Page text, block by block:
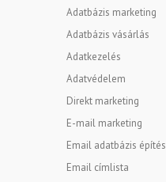
Adatbázis marketing
Adatbázis vásárlás
Adatkezelés
Adatvédelem
Direkt marketing
E-mail marketing
Email adatbázis építés
Email címlista